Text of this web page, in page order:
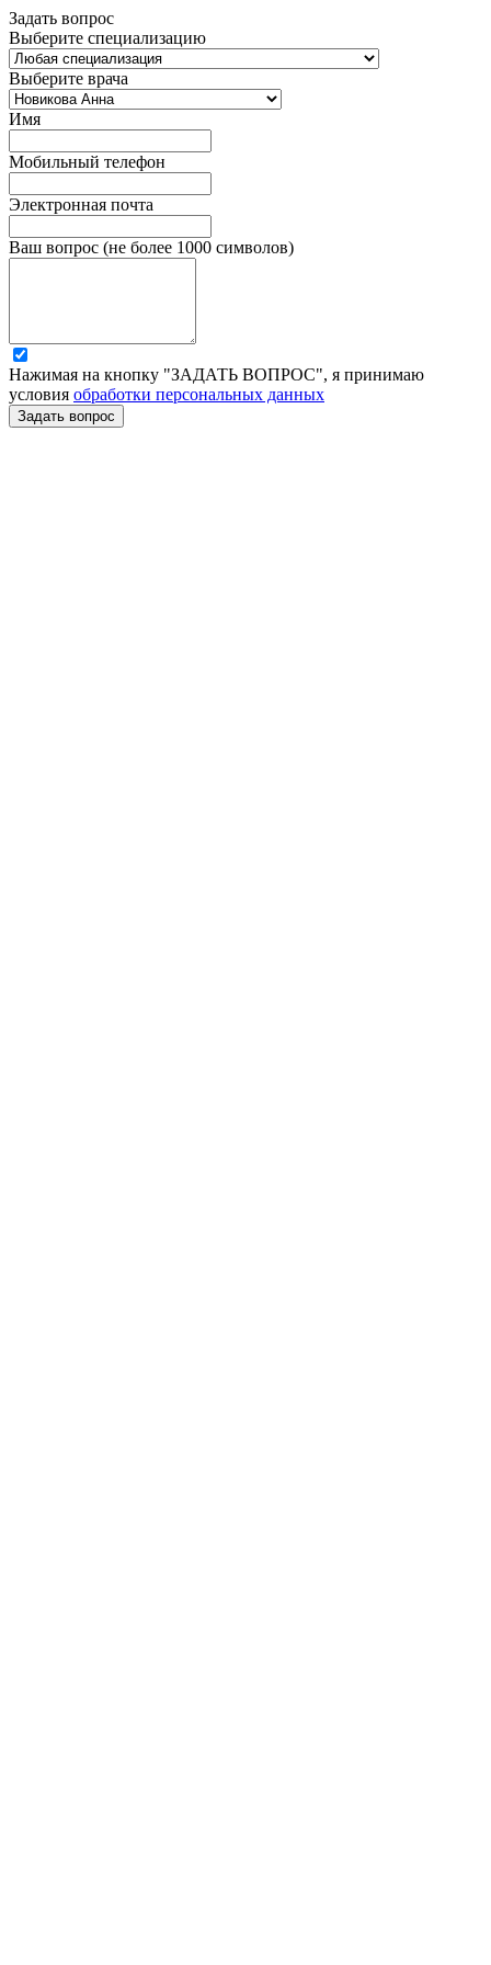
Задать вопрос
Выберите специализацию
Выберите врача
Имя
Мобильный телефон
Электронная почта
Ваш вопрос (не более 1000 символов)
Нажимая на кнопку "ЗАДАТЬ ВОПРОС", я принимаю
условия обработки персональных данных
Задать вопрос